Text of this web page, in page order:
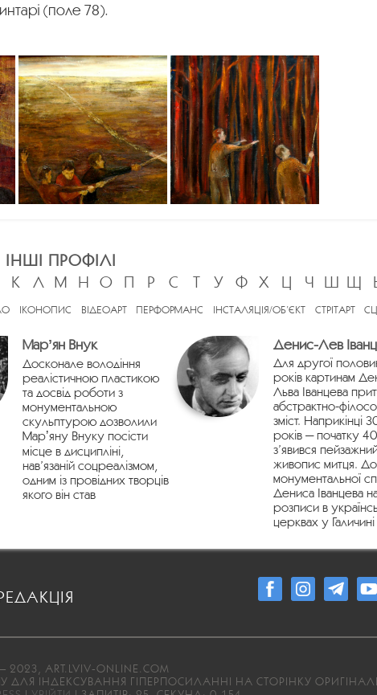
(поле 78).
ІНШІ ПРОФІЛІ
К Л М Н О П Р С Т У Ф Х Ц Ч Ш Щ
ІКОНОПИС ВІДЕОАРТ ПЕРФОРМАНС ІНСТАЛЯЦІЯ/ОБ’ЄКТ СТРІТАРТ
Марʼян Внук
Досконале володіння
реалістичною пластикою
та досвід роботи з
монументальною
скульптурою дозволили
Марʼяну Внуку посісти
місце в дисципліні,
нав’язаній соцреалізмом,
одним із провідних творців
якого він став
Денис-Лев
Для другої
років картинам
Льва Іванцева
абстрактно-
зміст. Наприкінці
років — початку
з’явився
живопис митця. До
монументальної
Дениса Іванцева
розписи в
церквах у Галичині
2023, ART.LVIV-ONLINE.COM
ІНДЕКСУВАННЯ ГІПЕРПОСИЛАННІ НА СТОРІНКУ